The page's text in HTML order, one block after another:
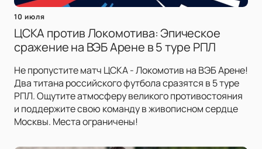
10 июля
ЦСКА против Локомотива: Эпическое
сражение на ВЭБ Арене в 5 туре РПЛ
Не пропустите матч ЦСКА - Локомотив на ВЭБ Арене!
Два титана российского футбола сразятся в 5 туре
РПЛ. Ощутите атмосферу великого противостояния
и поддержите свою команду в живописном сердце
Москвы. Места ограничены!